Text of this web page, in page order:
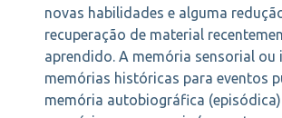
novas habilidades e alguma
recuperação de material
aprendido. A memória sensorial ou
memórias históricas para eventos
memória autobiográfica (episódica)